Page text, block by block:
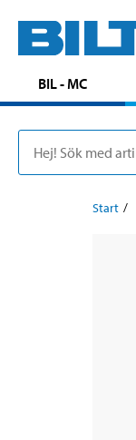
BIL - MC
Start